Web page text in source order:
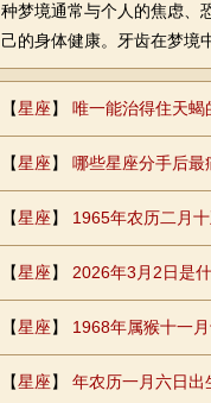
种梦境通常与个人的焦虑、
己的身体健康。牙齿在梦境
【星座】 唯一能治得住天蝎
【星座】 哪些星座分手后最
【星座】 1965年农历二月
【星座】 2026年3月2日是
【星座】 1968年属猴十一
【星座】 年农历一月六日出